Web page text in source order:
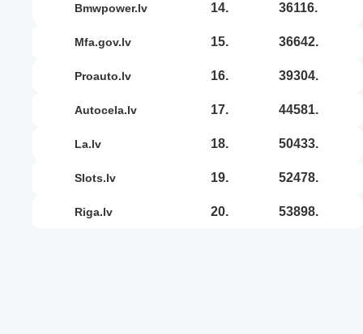
bmwpower.lv 14. 36116.
mfa.gov.lv 15. 36642.
proauto.lv 16. 39304.
autocela.lv 17. 44581.
la.lv 18. 50433.
slots.lv 19. 52478.
riga.lv 20. 53898.